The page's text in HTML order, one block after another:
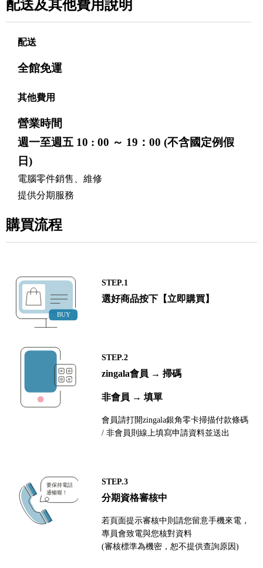
配送及其他費用說明
配送
全館免運
其他費用
營業時間
週一至週五 10 : 00 ～ 19：00 (不含國定例假
日)
電腦零件銷售、維修
提供分期服務
購買流程
STEP.1
選好商品按下【立即購買】
STEP.2
zingala會員 → 掃碼
非會員 → 填單
會員請打開zingala銀角零卡掃描付款條碼
/ 非會員則線上填寫申請資料並送出
STEP.3
分期資格審核中
若頁面提示審核中則請您留意手機來電，
專員會致電與您核對資料
(審核標準為機密，恕不提供查詢原因)